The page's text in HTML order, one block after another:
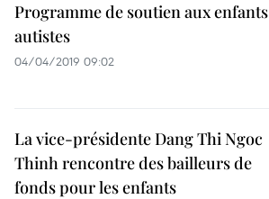
Programme de soutien aux enfants
autistes
04/04/2019 09:02
La vice-présidente Dang Thi Ngoc
Thinh rencontre des bailleurs de
fonds pour les enfants